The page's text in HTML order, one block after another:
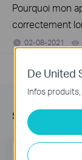
Pourquoi mon
correctement
02-08-2021
s’Abonner
E-mail
De United
Infos